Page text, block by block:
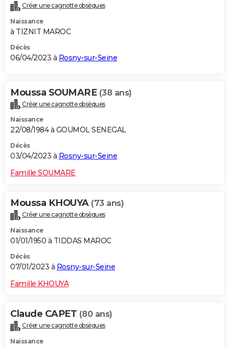
Créer une cagnotte obsèques
Naissance
à TIZNIT MAROC
Décès
06/04/2023 à Rosny-sur-Seine
Moussa SOUMARE (38 ans)
Créer une cagnotte obsèques
Naissance
22/08/1984 à GOUMOL SENEGAL
Décès
03/04/2023 à Rosny-sur-Seine
Famille SOUMARE
Moussa KHOUYA (73 ans)
Créer une cagnotte obsèques
Naissance
01/01/1950 à TIDDAS MAROC
Décès
07/01/2023 à Rosny-sur-Seine
Famille KHOUYA
Claude CAPET (80 ans)
Créer une cagnotte obsèques
Naissance